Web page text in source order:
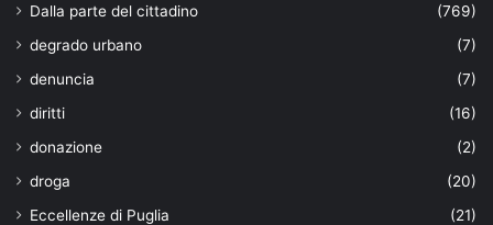
Dalla parte del cittadino
(769)
degrado urbano
(7)
denuncia
(7)
diritti
(16)
donazione
(2)
droga
(20)
Eccellenze di Puglia
(21)